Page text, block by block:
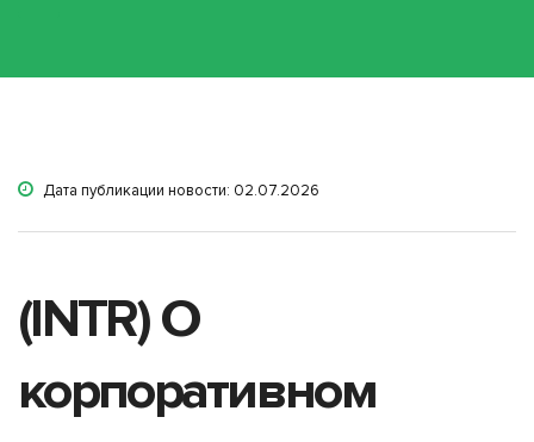
Дата публикации новости: 02.07.2026
(INTR) О
корпоративном